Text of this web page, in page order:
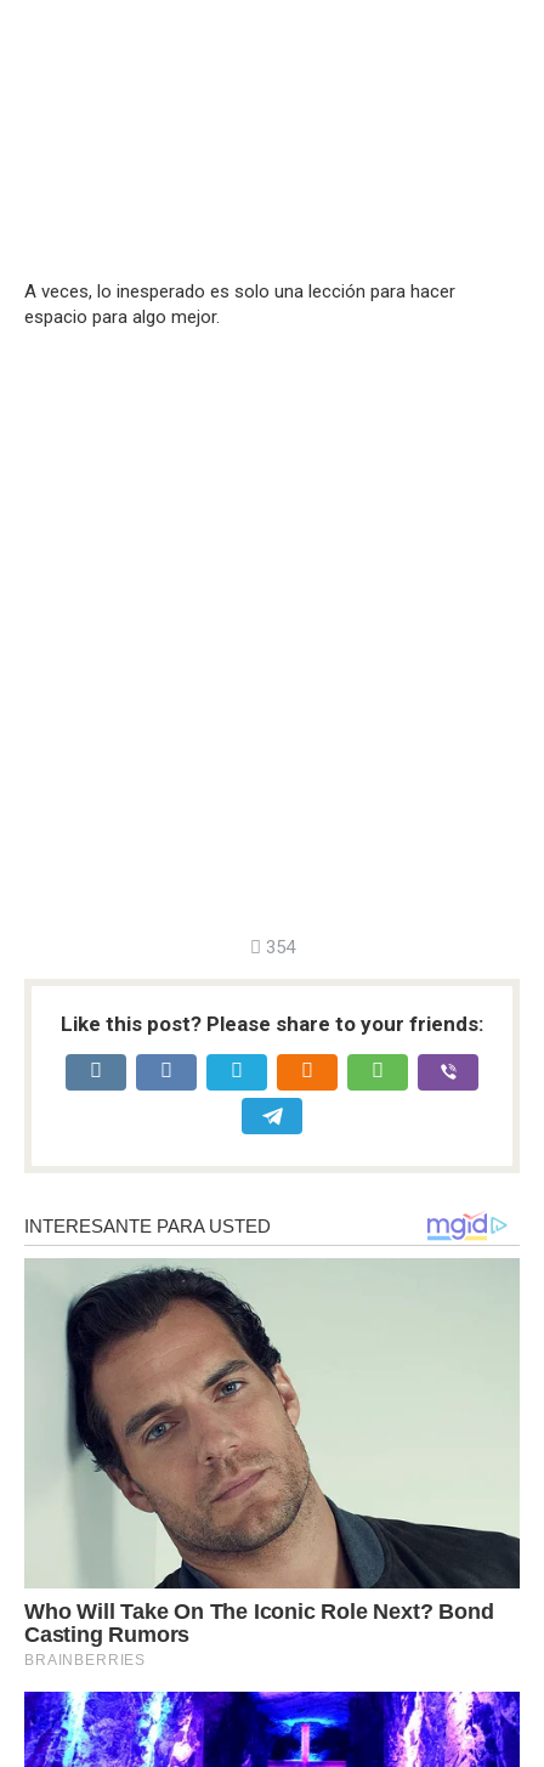
A veces, lo inesperado es solo una lección para hacer
espacio para algo mejor.
354
Like this post? Please share to your friends: